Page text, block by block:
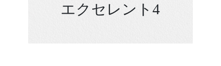
エクセレント4